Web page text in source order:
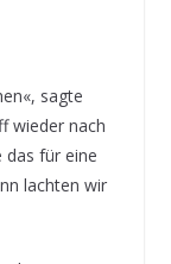
sagte
wieder nach
das für eine
lachten wir